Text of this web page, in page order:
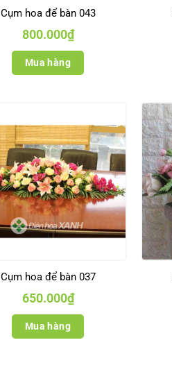
Cụm hoa để bàn 043
800.000₫
Mua hàng
Cụm hoa để bàn 037
650.000₫
Mua hàng